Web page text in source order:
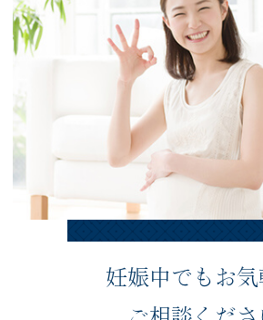
妊娠中でもお気